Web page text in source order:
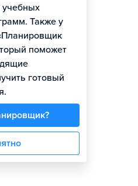
Также у
поможет
готовый